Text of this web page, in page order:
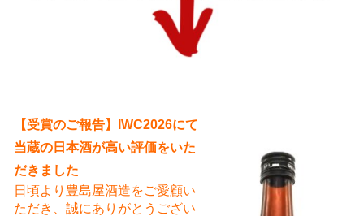
【受賞のご報告】IWC2026にて
当蔵の日本酒が高い評価をいた
だきました
日頃より豊島屋酒造をご愛顧い
ただき、誠にありがとうござい